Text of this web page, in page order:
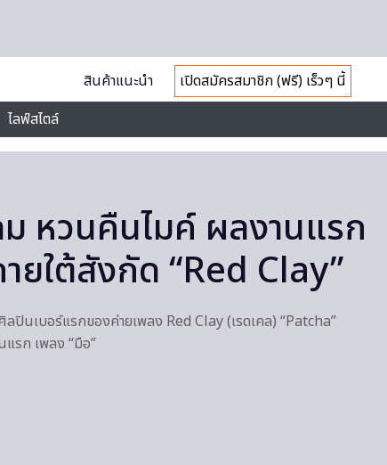
สินค้าแนะนำ
เปิดสมัครสมาชิก (ฟรี) เร็วๆ นี้
ไลฟ์สไตล์
หวนคืนไมค์ ผลงานแรก
ยใต้สังกัด “Red Clay”
ลปินเบอร์แรกของค่ายเพลง Red Clay (เรดเคล) “Patcha”
รก เพลง “มือ”